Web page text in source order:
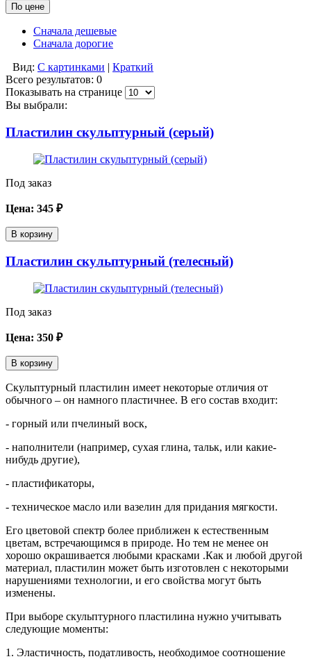
По цене
Сначала дешевые
Сначала дорогие
Вид: С картинками | Краткий
Всего результатов: 0
Показывать на странице
Вы выбрали:
Пластилин скульптурный (серый)
Под заказ
Цена: 345 ₽
В корзину
Пластилин скульптурный (телесный)
Под заказ
Цена: 350 ₽
В корзину
Скульптурный пластилин имеет некоторые отличия от
обычного – он намного пластичнее. В его состав входит:
- горный или пчелиный воск,
- наполнители (например, сухая глина, тальк, или какие-
нибудь другие),
- пластификаторы,
- техническое масло или вазелин для придания мягкости.
Его цветовой спектр более приближен к естественным
цветам, встречающимся в природе. Но тем не менее он
хорошо окрашивается любыми красками .Как и любой другой
материал, пластилин может быть изготовлен с некоторыми
нарушениями технологии, и его свойства могут быть
изменены.
При выборе скульптурного пластилина нужно учитывать
следующие моменты:
1. Эластичность, податливость, необходимое соотношение